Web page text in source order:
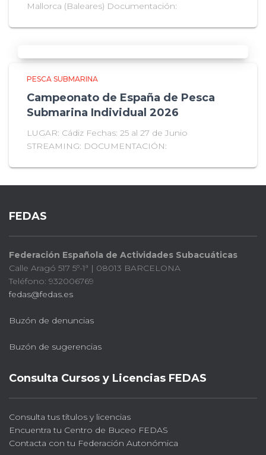
Mallorca (Baleares) Documentación:
PESCA SUBMARINA
Campeonato de España de Pesca
Submarina Individual 2026
LUGAR: Cádiz Fechas: 25 al 27 de Junio
STREAMING: DOCUMENTACIÓN:
FEDAS
Federación Española de Actividades Subacuáticas
Calle Aragó 517 5º-1ª | 08013 BARCELONA
Teléfono: 932006769
fedas@fedas.es
Buzón de denuncias
Buzón de sugerencias
Consulta Cursos y Licencias FEDAS
Consulta tus títulos y licencias
Encuentra tu Centro de Buceo FEDAS
Contacta con tu Federación Autonómica